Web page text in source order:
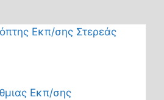
Εκπ/σης Στερεάς
Εκπ/σης